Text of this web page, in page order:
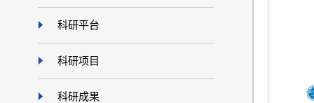
科研平台
科研项目
科研成果